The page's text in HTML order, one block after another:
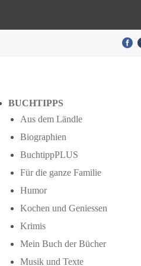
BUCHTIPPS
Aus dem Ländle
Biographien
BuchtippPLUS
Für die ganze Familie
Humor
Kochen und Geniessen
Krimis
Mein Buch der Bücher
Musik und Texte